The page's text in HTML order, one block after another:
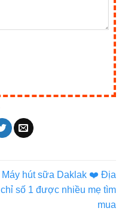
Máy hút sữa Daklak ❤️️ Địa
chỉ số 1 được nhiều mẹ tìm
mua